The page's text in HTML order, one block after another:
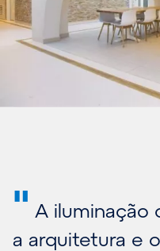
" A iluminação
a arquitetura e